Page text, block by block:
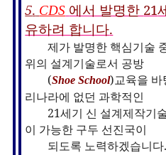
5. CDS 에서 발명한 21
유하려 합니다.
제가 발명한 핵심기술
위의 설계기술로서 공방
(Shoe School)교육을
리나라에 없던 과학적인
21세기 신 설계제작기
이 가능한 구두 선진국이
되도록 노력하겠습니다.